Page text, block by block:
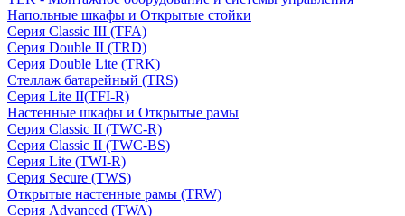
Напольные шкафы и Открытые стойки
Серия Classic III (TFA)
Серия Double II (TRD)
Серия Double Lite (TRK)
Стеллаж батарейный (TRS)
Серия Lite II(TFI-R)
Настенные шкафы и Открытые рамы
Серия Classic II (TWC-R)
Серия Classic II (TWC-BS)
Серия Lite (TWI-R)
Серия Secure (TWS)
Открытые настенные рамы (TRW)
Серия Advanced (TWA)